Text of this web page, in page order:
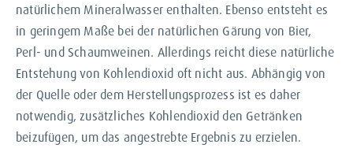
natürlichem Mineralwasser enthalten. Ebenso entsteht es
in geringem Maße bei der natürlichen Gärung von Bier,
Perl- und Schaumweinen. Allerdings reicht diese natürliche
Entstehung von Kohlendioxid oft nicht aus. Abhängig von
der Quelle oder dem Herstellungsprozess ist es daher
notwendig, zusätzliches Kohlendioxid den Getränken
beizufügen, um das angestrebte Ergebnis zu erzielen.